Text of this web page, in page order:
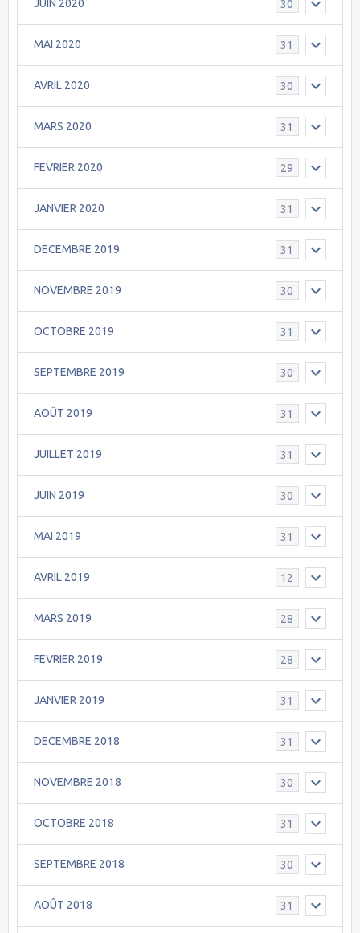
JUIN 2020 30
MAI 2020 31
AVRIL 2020 30
MARS 2020 31
FEVRIER 2020 29
JANVIER 2020 31
DECEMBRE 2019 31
NOVEMBRE 2019 30
OCTOBRE 2019 31
SEPTEMBRE 2019 30
AOÛT 2019 31
JUILLET 2019 31
JUIN 2019 30
MAI 2019 31
AVRIL 2019 12
MARS 2019 28
FEVRIER 2019 28
JANVIER 2019 31
DECEMBRE 2018 31
NOVEMBRE 2018 30
OCTOBRE 2018 31
SEPTEMBRE 2018 30
AOÛT 2018 31